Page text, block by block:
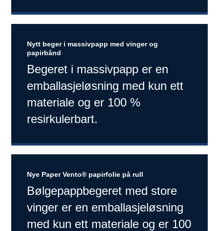
Nytt beger i massivpapp med vinger og
papirbånd
Begeret i massivpapp er en
emballasjeløsning med kun ett
materiale og er 100 %
resirkulerbart.
Nye Paper Vento® papirfolie på rull
Bølgepappbegeret med store
vinger er en emballasjeløsning
med kun ett materiale og er 100